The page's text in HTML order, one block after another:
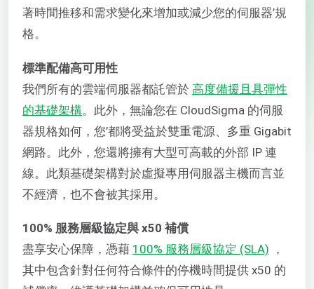
著時間推移和需求變化來增加或減少您的伺服器’規
格。
標準配備高可用性
我們所有的雲端伺服器都託管於 高度備援且具彈性
的基礎架構。此外，無論您在 CloudSigma 的伺服
器規格如何，您’都將受益於雙重電源、多重 Gigabit
網路。此外，您還將擁有大型可高載的外部 IP 連
線。此類基礎架構對於虛擬專用伺服器主機而言並
不經濟，也不會被其採用。
100% 服務層級協定與 x50 補償
盡享安心保障，憑藉 100% 服務層級協定 (SLA) ，
其中包含針對任何符合條件的停機時間提供 x50 的